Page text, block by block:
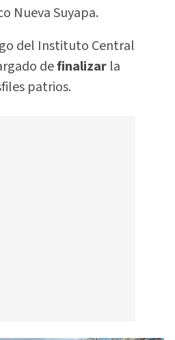
Nueva Suyapa.
del Instituto Central
definalizar la
patrios.